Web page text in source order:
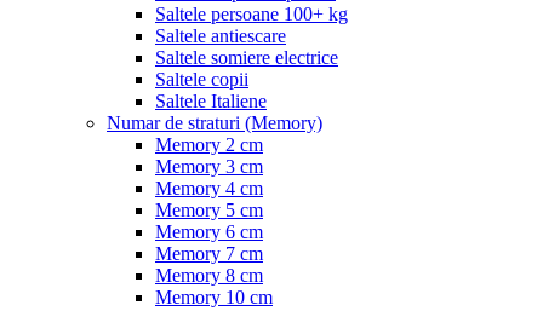
Saltele persoane 100+ kg
Saltele antiescare
Saltele somiere electrice
Saltele copii
Saltele Italiene
Numar de straturi (Memory)
Memory 2 cm
Memory 3 cm
Memory 4 cm
Memory 5 cm
Memory 6 cm
Memory 7 cm
Memory 8 cm
Memory 10 cm